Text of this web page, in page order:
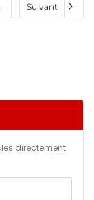
Suivant
directement